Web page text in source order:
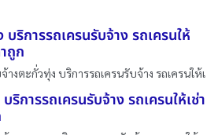
ริการรถเครนรับจ้าง รถเครนให้
ถูก
างตะกั่วทุ่ง บริการรถเครนรับจ้าง รถเครนให้เ
การรถเครนรับจ้าง รถเครนให้เช่า